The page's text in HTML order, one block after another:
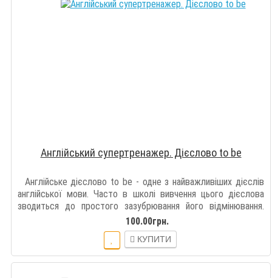
Англійський супертренажер. Дієслово to be
Англійське дієслово to be - одне з найважливіших дієслів
англійської мови. Часто в школі вивчення цього дієслова
зводиться до простого зазубрювання його відмінювання.
100.00грн.
КУПИТИ